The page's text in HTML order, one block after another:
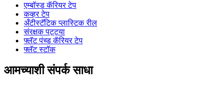
एम्बॉस्ड कॅरियर टेप
कव्हर टेप
अँटीस्टॅटिक प्लास्टिक रील
संरक्षक पट्ट्या
फ्लॅट पंच्ड कॅरियर टेप
फ्लॅट स्टॉक
आमच्याशी संपर्क साधा